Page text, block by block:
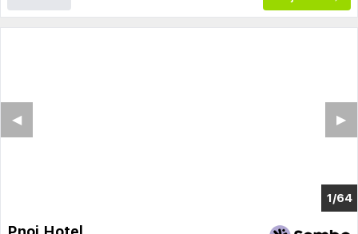
1/57
▶︎
◀︎